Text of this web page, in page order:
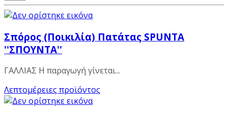
Σπόρος (Ποικιλία) Πατάτας SPUNTA
''ΣΠΟΥΝΤΑ''
ΓΑΛΛΙΑΣ Η παραγωγή γίνεται...
Λεπτομέρειες προϊόντος